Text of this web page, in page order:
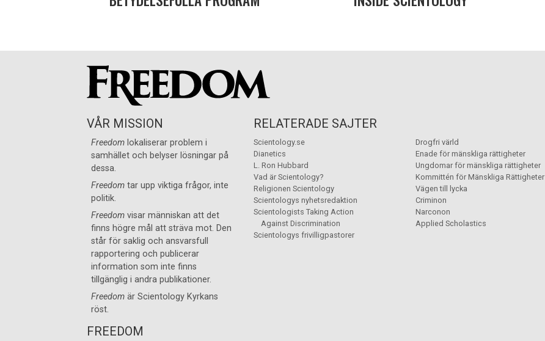
VÅR MISSION
Freedom lokaliserar problem i
samhället och belyser lösningar på
dessa.
Freedom tar upp viktiga frågor, inte
politik.
Freedom visar människan att det
finns högre mål att sträva mot. Den
står för saklig och ansvarsfull
rapportering och publicerar
information som inte finns
tillgänglig i andra publikationer.
Freedom ärScientology Kyrkans
röst.
RELATERADE SAJTER
Scientology.se
Dianetics
L. Ron Hubbard
Vad är Scientology?
Religionen Scientology
Scientologys nyhetsredaktion
Scientologists Taking Action
Against Discrimination
Scientologys frivilligpastorer
Drogfri värld
Enade för mänskliga rättigheter
Ungdomar för mänskliga rättigheter
Kommittén för Mänskliga Rättigheter
Vägen till lycka
Criminon
Narconon
Applied Scholastics
FREEDOM